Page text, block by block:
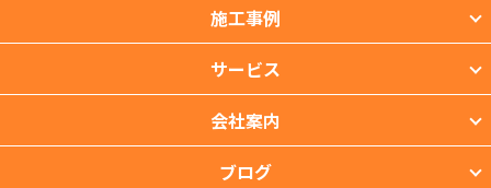
施工事例
サービス
会社案内
ブログ